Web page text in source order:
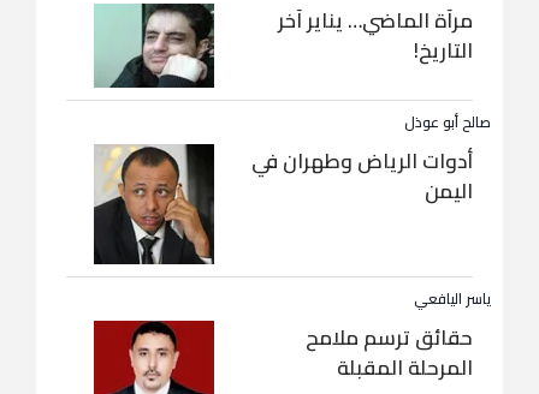
مرآة الماضي… يناير آخر
التاريخ!
صالح أبو عوذل
أدوات الرياض وطهران في
اليمن
ياسر اليافعي
حقائق ترسم ملامح
المرحلة المقبلة